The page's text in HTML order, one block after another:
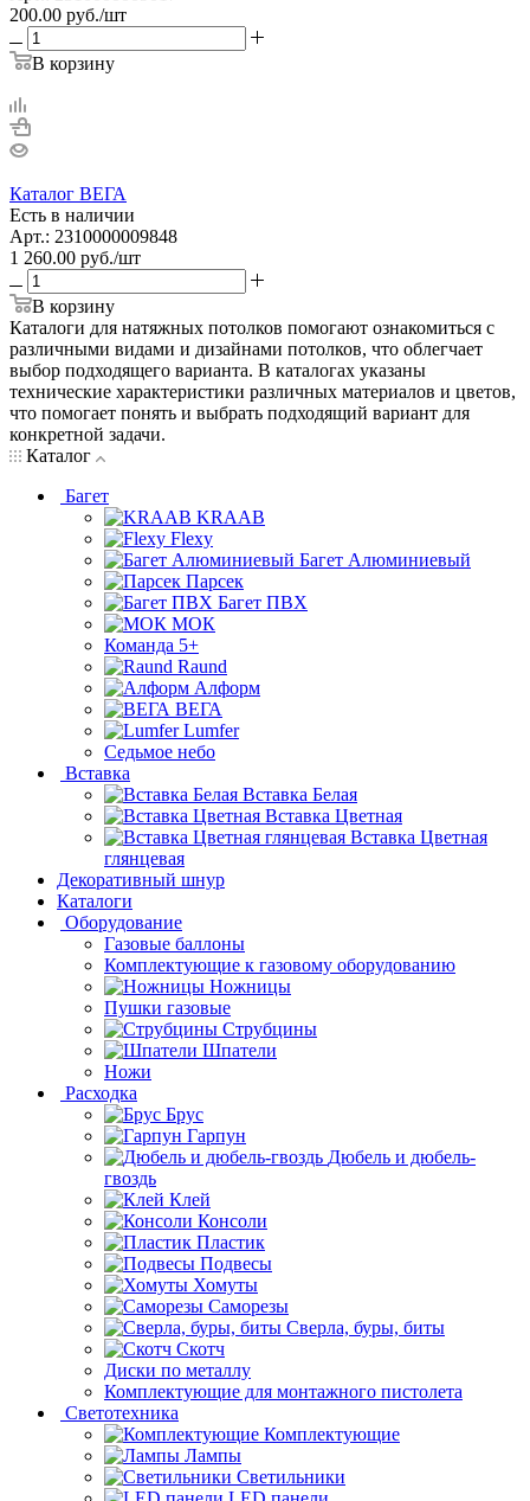
200.00 руб./шт
В корзину
Каталог ВЕГА
Есть в наличии
Арт.: 2310000009848
1 260.00 руб./шт
В корзину
Каталоги для натяжных потолков помогают ознакомиться с
различными видами и дизайнами потолков, что облегчает
выбор подходящего варианта. В каталогах указаны
технические характеристики различных материалов и цветов,
что помогает понять и выбрать подходящий вариант для
конкретной задачи.
Каталог
Багет
KRAAB
Flexy
Багет Алюминиевый
Парсек
Багет ПВХ
МОК
Команда 5+
Raund
Алформ
ВЕГА
Lumfer
Седьмое небо
Вставка
Вставка Белая
Вставка Цветная
Вставка Цветная
глянцевая
Декоративный шнур
Каталоги
Оборудование
Газовые баллоны
Комплектующие к газовому оборудованию
Ножницы
Пушки газовые
Струбцины
Шпатели
Ножи
Расходка
Брус
Гарпун
Дюбель и дюбель-
гвоздь
Клей
Консоли
Пластик
Подвесы
Хомуты
Саморезы
Сверла, буры, биты
Скотч
Диски по металлу
Комплектующие для монтажного пистолета
Светотехника
Комплектующие
Лампы
Светильники